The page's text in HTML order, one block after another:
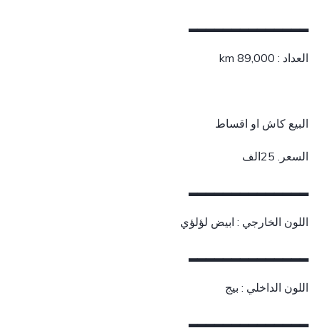
▂▂▂▂▂▂▂▂▂▂▂▂▂▂
العداد : km 89,000
البيع كاش او اقساط
السعر. 25الف
▂▂▂▂▂▂▂▂▂▂▂▂▂▂
اللون الخارجي : ابيض لؤلؤي
▂▂▂▂▂▂▂▂▂▂▂▂▂▂
اللون الداخلي : بيج
▂▂▂▂▂▂▂▂▂▂▂▂▂▂